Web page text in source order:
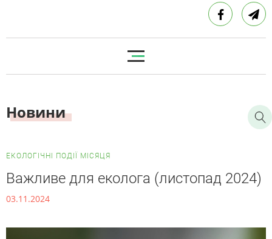
Новини
ЕКОЛОГІЧНІ ПОДІЇ МІСЯЦЯ
Важливе для еколога (листопад 2024)
03.11.2024